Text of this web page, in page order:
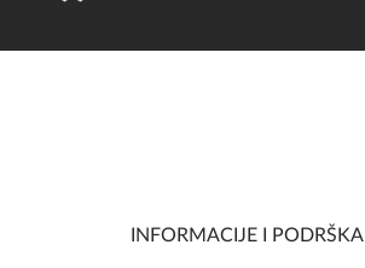
INFORMACIJE I PODRŠKA